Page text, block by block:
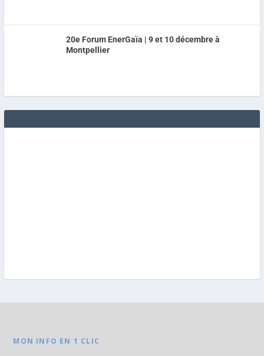
20e Forum EnerGaïa | 9 et 10 décembre à
Montpellier
MON INFO EN 1 CLIC